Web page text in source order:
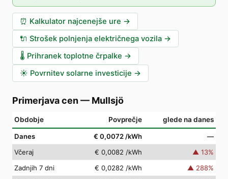
⏰ Kalkulator najcenejše ure →
🔌 Strošek polnjenja električnega vozila →
🌡️ Prihranek toplotne črpalke →
☀️ Povrnitev solarne investicije →
Primerjava cen — Mullsjö
Obdobje Povprečje glede na danes
Danes € 0,0072 /kWh
—
Včeraj
€ 0,0082 /kWh ▲ 13%
Zadnjih 7 dni
€ 0,0282 /kWh ▲ 288%